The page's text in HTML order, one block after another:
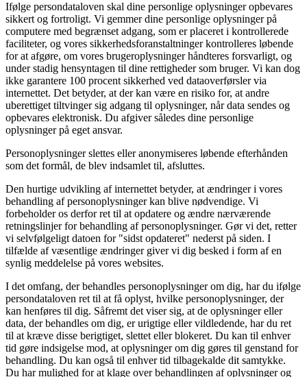
Ifølge persondataloven skal dine personlige oplysninger opbevares
sikkert og fortroligt. Vi gemmer dine personlige oplysninger på
computere med begrænset adgang, som er placeret i kontrollerede
faciliteter, og vores sikkerhedsforanstaltninger kontrolleres løbende
for at afgøre, om vores brugeroplysninger håndteres forsvarligt, og
under stadig hensyntagen til dine rettigheder som bruger. Vi kan dog
ikke garantere 100 procent sikkerhed ved dataoverførsler via
internettet. Det betyder, at der kan være en risiko for, at andre
uberettiget tiltvinger sig adgang til oplysninger, når data sendes og
opbevares elektronisk. Du afgiver således dine personlige
oplysninger på eget ansvar.
Personoplysninger slettes eller anonymiseres løbende efterhånden
som det formål, de blev indsamlet til, afsluttes.
Den hurtige udvikling af internettet betyder, at ændringer i vores
behandling af personoplysninger kan blive nødvendige. Vi
forbeholder os derfor ret til at opdatere og ændre nærværende
retningslinjer for behandling af personoplysninger. Gør vi det, retter
vi selvfølgeligt datoen for "sidst opdateret" nederst på siden. I
tilfælde af væsentlige ændringer giver vi dig besked i form af en
synlig meddelelse på vores websites.
I det omfang, der behandles personoplysninger om dig, har du ifølge
persondataloven ret til at få oplyst, hvilke personoplysninger, der
kan henføres til dig. Såfremt det viser sig, at de oplysninger eller
data, der behandles om dig, er urigtige eller vildledende, har du ret
til at kræve disse berigtiget, slettet eller blokeret. Du kan til enhver
tid gøre indsigelse mod, at oplysninger om dig gøres til genstand for
behandling. Du kan også til enhver tid tilbagekalde dit samtykke.
Du har mulighed for at klage over behandlingen af oplysninger og